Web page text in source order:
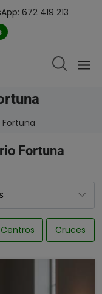
672 419 213
Fortuna
Centros Cruces